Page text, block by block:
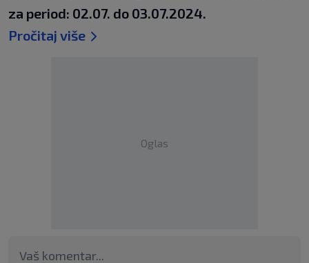
za period: 02.07. do 03.07.2024.
Pročitaj više
Oglas